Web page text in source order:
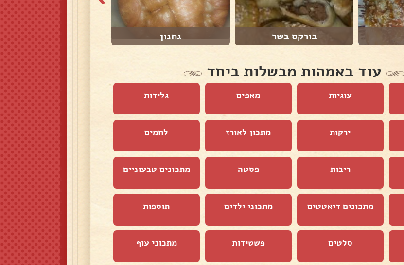
בורקס בשר גחנון
עוד באמהות מבשלות ביחד
עוגיות מאפים גלידות
ירקות מתכון לאורז לחמים
ריבות פסטה מתכונים טבעוניים
מתכונים דיאטטים מתכוני ילדים תוספות
סלטים פשטידות מתכוני עוף